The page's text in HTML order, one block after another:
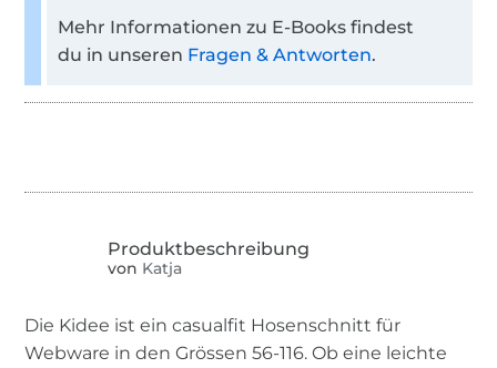
Mehr Informationen zu E-Books findest
du in unseren Fragen & Antworten.
von Katja
Die Kidee ist ein casualfit Hosenschnitt für
Webware in den Grössen 56-116. Ob eine leichte